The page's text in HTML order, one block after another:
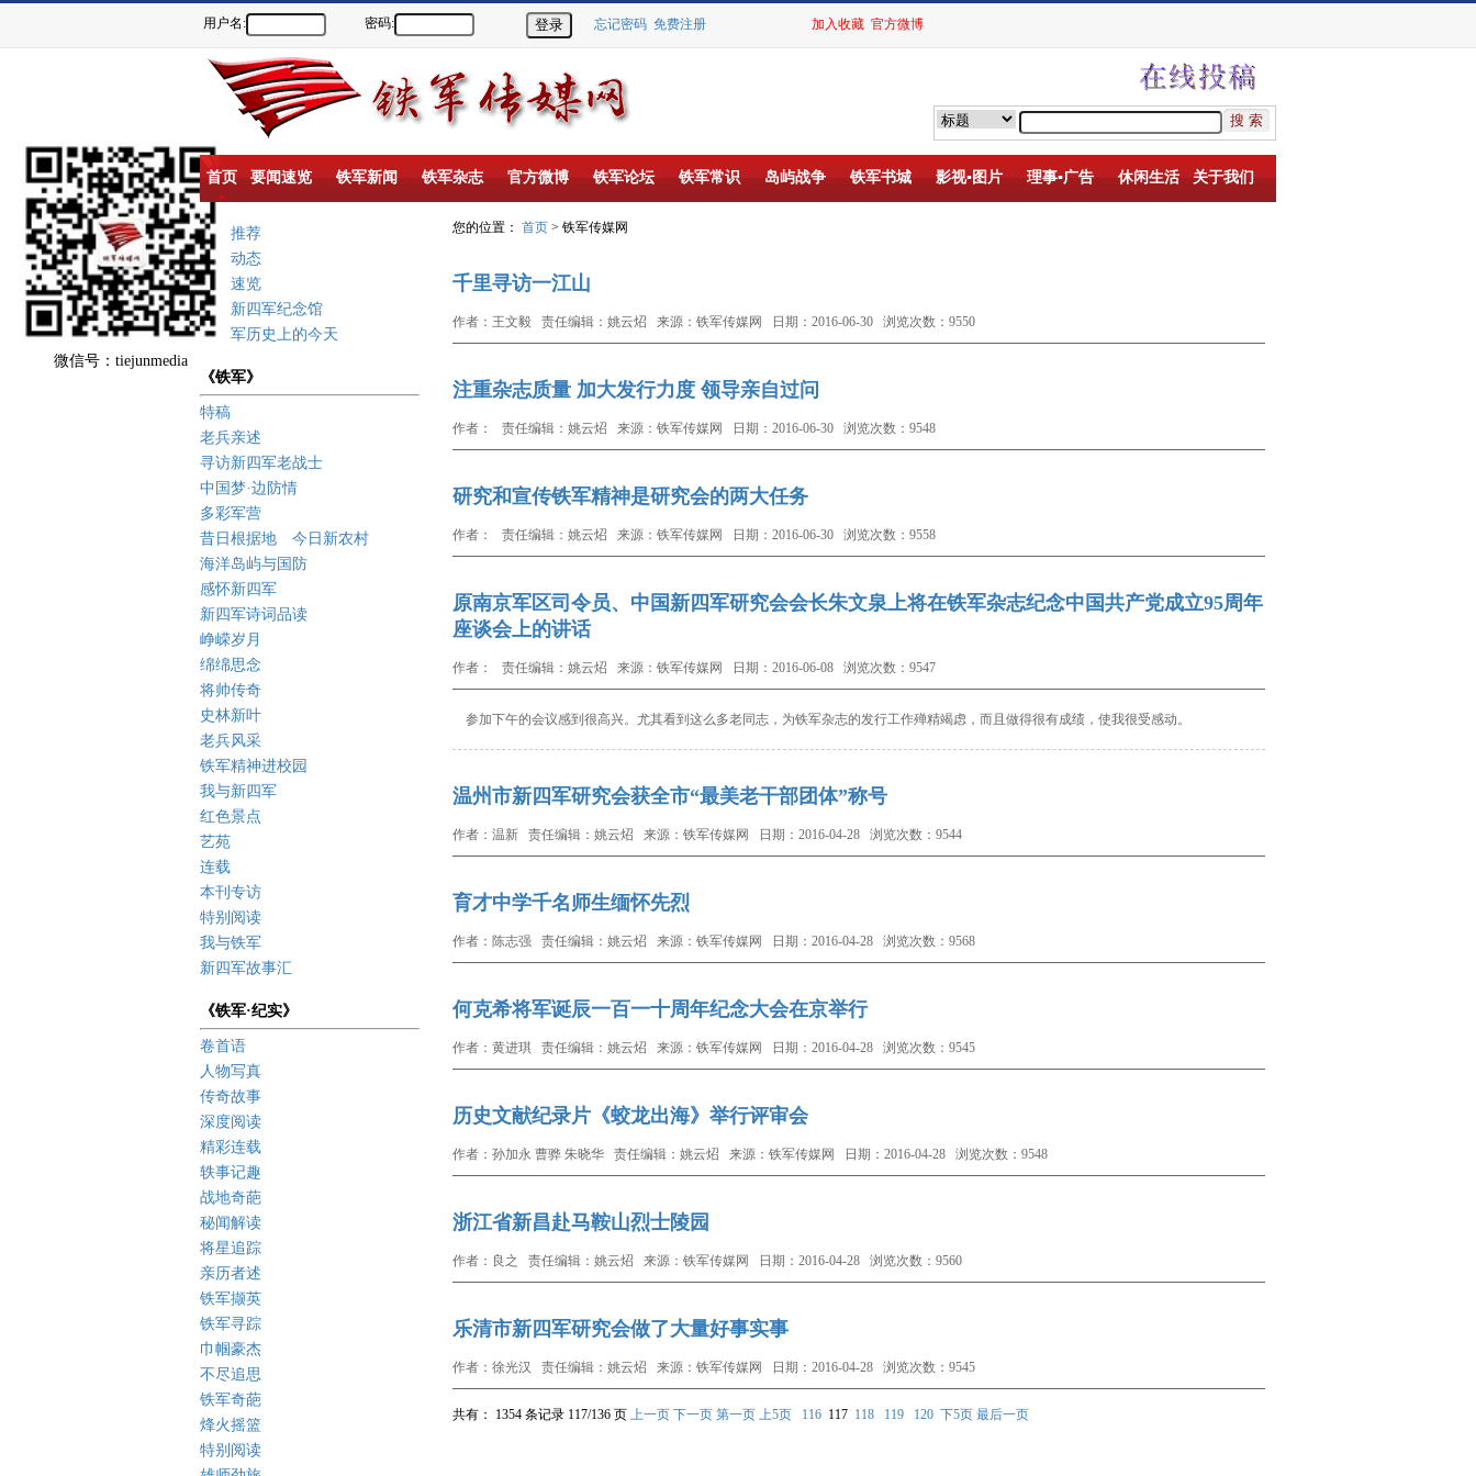
微信号：tiejunmedia
用户名: 密码: 忘记密码 免费注册 加入收藏 官方微博
首页 要闻速览 铁军新闻 铁军杂志 官方微博 铁军论坛 铁军常识 岛屿战争 铁军书城 影视▪图片 理事▪广告 休闲生活 关于我们
重点推荐
新闻动态
要闻速览
盐城新四军纪念馆
新四军历史上的今天
《铁军》
特稿
老兵亲述
寻访新四军老战士
中国梦·边防情
多彩军营
昔日根据地 今日新农村
海洋岛屿与国防
感怀新四军
新四军诗词品读
峥嵘岁月
绵绵思念
将帅传奇
史林新叶
老兵风采
铁军精神进校园
我与新四军
红色景点
艺苑
连载
本刊专访
特别阅读
我与铁军
新四军故事汇
《铁军·纪实》
卷首语
人物写真
传奇故事
深度阅读
精彩连载
轶事记趣
战地奇葩
秘闻解读
将星追踪
亲历者述
铁军撷英
铁军寻踪
巾帼豪杰
不尽追思
铁军奇葩
烽火摇篮
特别阅读
您的位置： 首页 > 铁军传媒网
千里寻访一江山
作者：王文毅 责任编辑：姚云炤 来源：铁军传媒网 日期：2016-06-30 浏览次数：9550
注重杂志质量 加大发行力度 领导亲自过问
作者： 责任编辑：姚云炤 来源：铁军传媒网 日期：2016-06-30 浏览次数：9548
研究和宣传铁军精神是研究会的两大任务
作者： 责任编辑：姚云炤 来源：铁军传媒网 日期：2016-06-30 浏览次数：9558
原南京军区司令员、中国新四军研究会会长朱文泉上将在铁军杂志纪念中国共产党成立95周年
座谈会上的讲话
作者： 责任编辑：姚云炤 来源：铁军传媒网 日期：2016-06-08 浏览次数：9547
参加下午的会议感到很高兴。尤其看到这么多老同志，为铁军杂志的发行工作殚精竭虑，而且做得很有成绩，使我很受感动。
温州市新四军研究会获全市“最美老干部团体”称号
作者：温新 责任编辑：姚云炤 来源：铁军传媒网 日期：2016-04-28 浏览次数：9544
育才中学千名师生缅怀先烈
作者：陈志强 责任编辑：姚云炤 来源：铁军传媒网 日期：2016-04-28 浏览次数：9568
何克希将军诞辰一百一十周年纪念大会在京举行
作者：黄进琪 责任编辑：姚云炤 来源：铁军传媒网 日期：2016-04-28 浏览次数：9545
历史文献纪录片《蛟龙出海》举行评审会
作者：孙加永 曹骅 朱晓华 责任编辑：姚云炤 来源：铁军传媒网 日期：2016-04-28 浏览次数：9548
浙江省新昌赴马鞍山烈士陵园
作者：良之 责任编辑：姚云炤 来源：铁军传媒网 日期：2016-04-28 浏览次数：9560
乐清市新四军研究会做了大量好事实事
作者：徐光汉 责任编辑：姚云炤 来源：铁军传媒网 日期：2016-04-28 浏览次数：9545
共有： 1354 条记录 117/136 页 上一页 下一页 第一页 上5页 116 117 118 119 120 下5页 最后一页